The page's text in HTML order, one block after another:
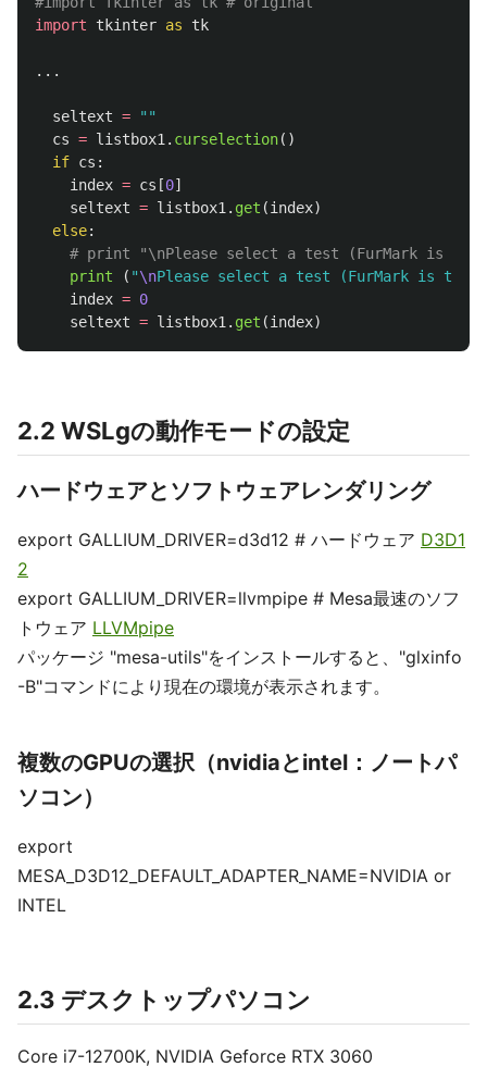
import
tkinter as tk
...
seltext =
""
cs = listbox1 . curselection()
if cs :
index = cs [0]
seltext = listbox1 . get (index)
else:
print ( "\nPlease select a test (FurMark is the
index = 0
seltext = listbox1 . get (index)
2.2 WSLgの動作モードの設定
ハードウェアとソフトウェアレンダリング
export GALLIUM_DRIVER=d3d12 # ハードウェア D3D1
2
export GALLIUM_DRIVER=llvmpipe # Mesa最速のソフ
トウェア LLVMpipe
パッケージ "mesa-utils"をインストールすると、"glxinfo
-B"コマンドにより現在の環境が表示されます。
複数のGPUの選択（nvidiaとintel：ノートパ
ソコン）
export
MESA_D3D12_DEFAULT_ADAPTER_NAME=NVIDIA or
INTEL
2.3 デスクトップパソコン
Core i7-12700K, NVIDIA Geforce RTX 3060